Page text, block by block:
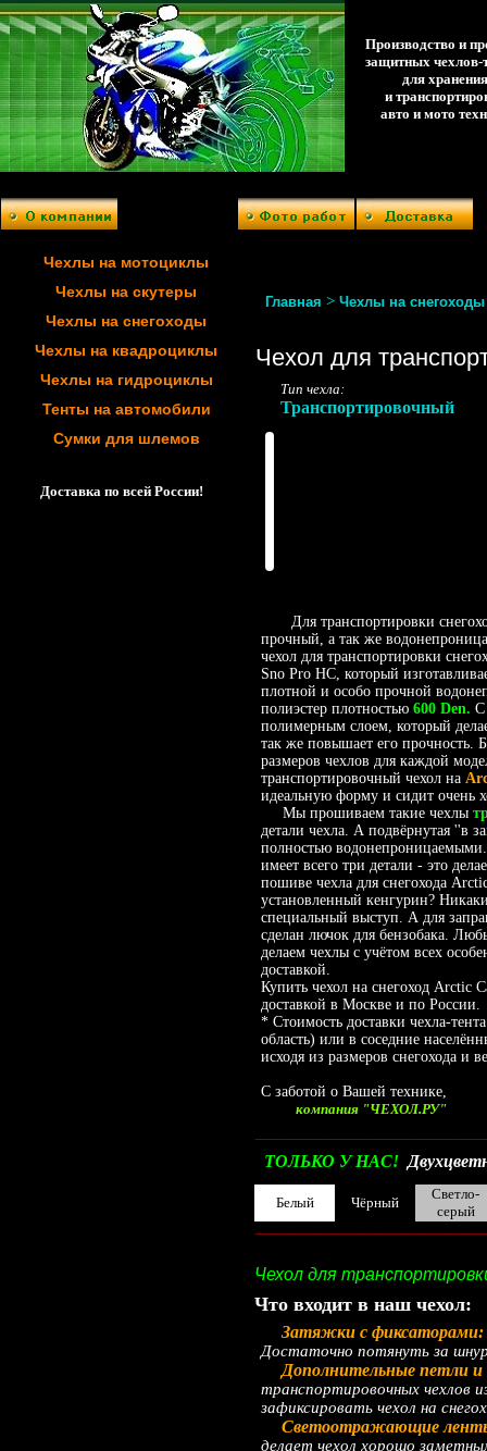
Производство и
защитных чехлов-
для хранения
и
авто и мото
Чехлы на мотоциклы
Чехлы на скутеры
Чехлы на снегоходы
Чехлы на квадроциклы
Чехлы на гидроциклы
Тенты на автомобили
Сумки для шлемов
Доставка по всей России!
Главная > Чехлы на снегоходы
Чехол для
Тип чехла:
Транспортировочный
Для транспортировки
прочный, а так же
чехол для транспортировки
Sno Pro HC, который
плотной и особо прочной
полиэстер плотностью 600 Den. С
полимерным слоем, который
так же повышает его прочность.
размеров чехлов для каждой
транспортировочный чехол на
идеальную форму и сидит очень
Мы прошиваем такие чехлы
детали чехла. А подвёрнутая ''в
полностью водонепроницаемыми.
имеет всего три детали - это
пошиве чехла для снегохода
установленный кенгурин?
специальный выступ. А для
сделан лючок для бензобака.
делаем чехлы с учётом всех
доставкой.
Купить чехол на снегоход Arctic
доставкой в Москве и по России.
* Стоимость доставки чехла-
область) или в соседние
исходя из размеров снегохода и
С заботой о Вашей технике,
компания "ЧЕХОЛ.РУ"
ТОЛЬКО У НАС!
Белый Чёрный
Светло-
серый
Чехол для
Что входит в наш чехол:
Затяжки с фиксаторами:
Достаточно потянуть за
Дополнительные петли
транспортировочных чехлов
зафиксировать чехол на
Светоотражающие
делает чехол хорошо